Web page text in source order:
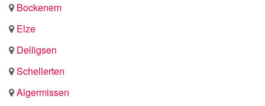
Bockenem
Elze
Delligsen
Schellerten
Algermissen